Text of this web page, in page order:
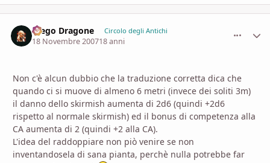
Diego Dragone Circolo degli Antichi
18 Novembre 200718 anni
Non c'è alcun dubbio che la traduzione corretta dica che
quando ci si muove di almeno 6 metri (invece dei soliti 3m)
il danno dello skirmish aumenta di 2d6 (quindi +2d6
rispetto al normale skirmish) ed il bonus di competenza alla
CA aumenta di 2 (quindi +2 alla CA).
L'idea del raddoppiare non piò venire se non
inventandosela di sana pianta, perchè nulla potrebbe far